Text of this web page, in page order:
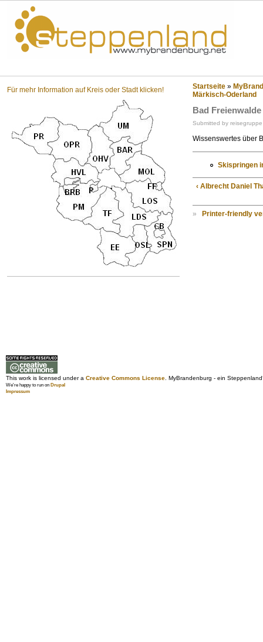
Für mehr Information auf Kreis oder Stadt klicken! Startseite »
Märkisch-Oderland
Bad Freienwalde
Submitted by
Wissenswertes über
Skispringen
‹ Albrecht Daniel
» Printer-friendly
This work is licensed under a Creative Commons License. MyBrandenburg - ein
We're happy to run on Drupal
Impressum